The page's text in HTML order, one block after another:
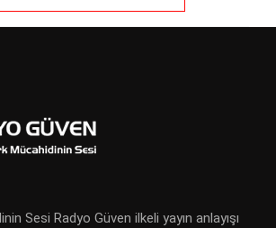
Sesi Radyo Güven ilkeli yayın anlayışı